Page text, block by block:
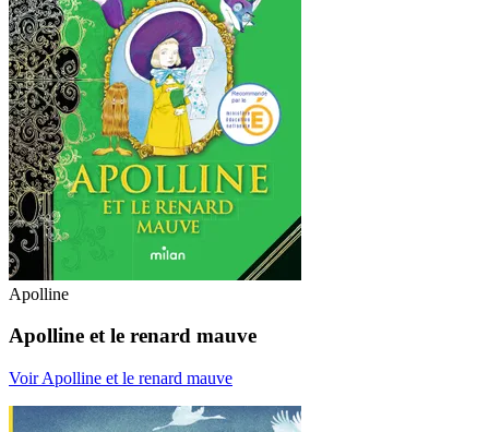
Apolline
Apolline et le renard mauve
Voir Apolline et le renard mauve